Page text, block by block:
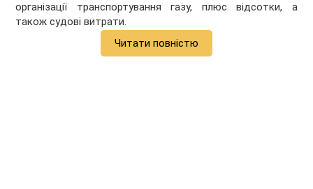
організації транспортування газу, плюс відсотки, а
також судові витрати.
Читати повністю